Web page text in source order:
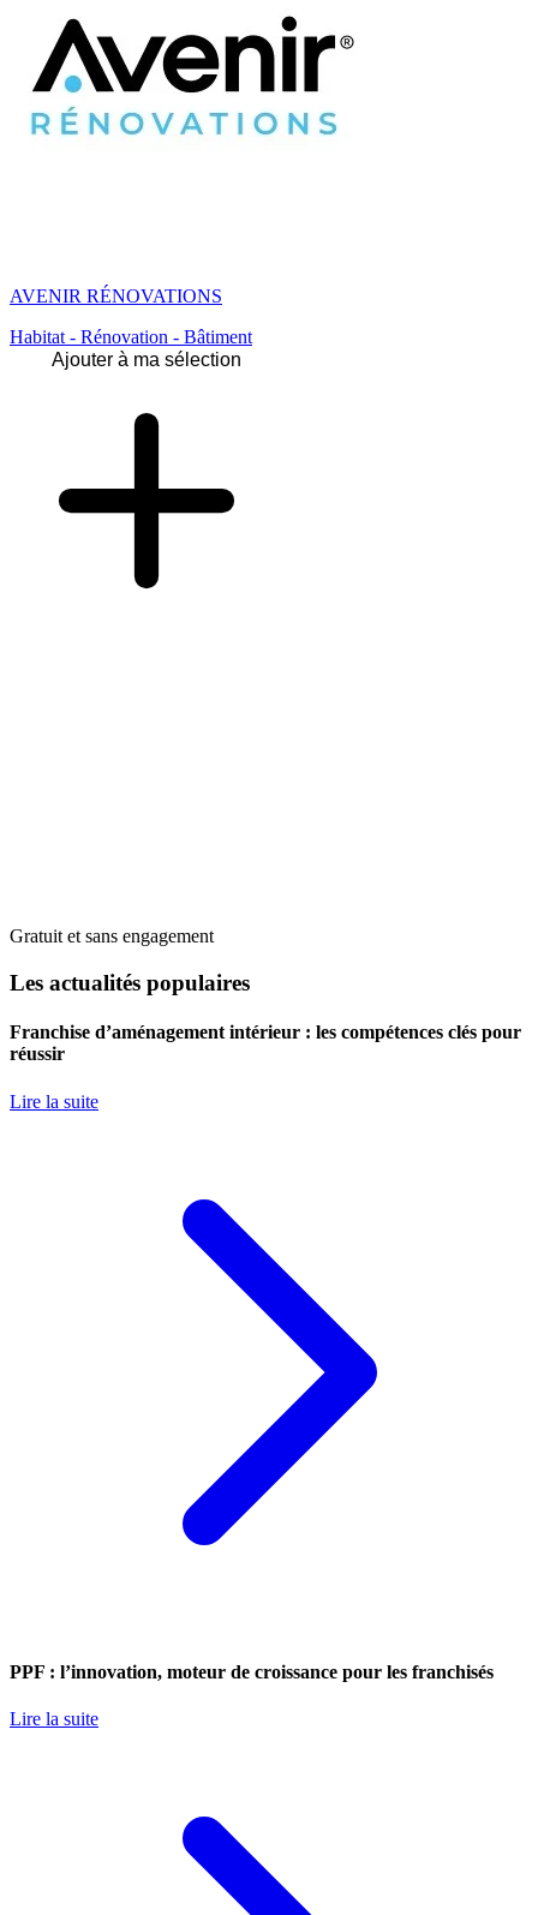
AVENIR RÉNOVATIONS
Habitat - Rénovation - Bâtiment
Ajouter à ma sélection
Gratuit et sans engagement
Les actualités populaires
Franchise d’aménagement intérieur : les compétences clés pour
réussir
Lire la suite
PPF : l’innovation, moteur de croissance pour les franchisés
Lire la suite